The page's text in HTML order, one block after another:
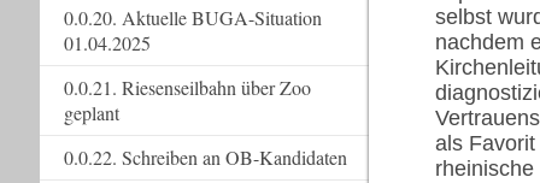
selbst
nachdem
als
0.0.20. Aktuelle BUGA-Situation
01.04.2025
0.0.21. Riesenseilbahn über Zoo
geplant
0.0.22. Schreiben an OB-Kandidaten